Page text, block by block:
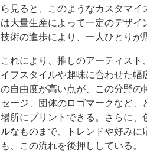
ら見ると、このようなカスタマ
は大量生産によって一定のデザイ
技術の進歩により、一人ひとりが
これにより、推しのアーティス
イフスタイルや趣味に合わせた
の自由度が高い点が、この分野の
セージ、団体のロゴマークなど
場所にプリントできる。さらに
ルなものまで、トレンドや好み
も、この流れを後押ししている。